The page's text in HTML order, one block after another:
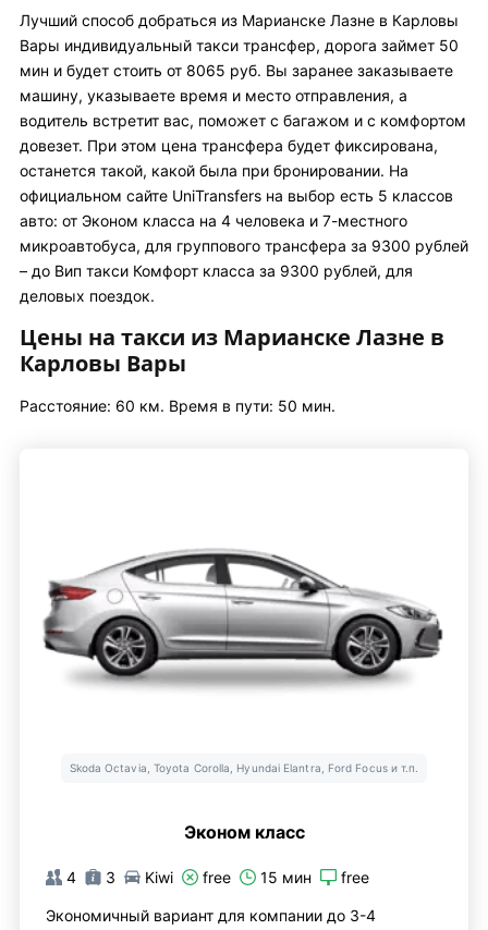
Лучший способ добраться из Марианске Лазне в Карловы
Вары индивидуальный такси трансфер, дорога займет 50
мин и будет стоить от 8065 руб. Вы заранее заказываете
машину, указываете время и место отправления, а
водитель встретит вас, поможет с багажом и с комфортом
довезет. При этом цена трансфера будет фиксирована,
останется такой, какой была при бронировании. На
официальном сайте UniTransfers на выбор есть 5 классов
авто: от Эконом класса на 4 человека и 7-местного
микроавтобуса, для группового трансфера за 9300 рублей
– до Вип такси Комфорт класса за 9300 рублей, для
деловых поездок.
Цены на такси из Марианске Лазне в
Карловы Вары
Расстояние: 60 км. Время в пути: 50 мин.
Skoda Octavia, Toyota Corolla, Hyundai Elantra, Ford Focus и т.п.
Эконом класс
4 3 Kiwi free 15 мин free
Экономичный вариант для компании до 3-4